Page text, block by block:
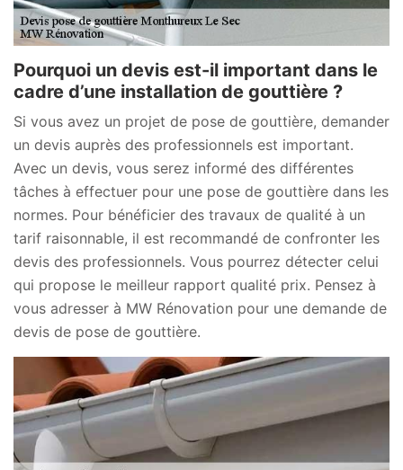
Pourquoi un devis est-il important dans le
cadre d’une installation de gouttière ?
Si vous avez un projet de pose de gouttière, demander
un devis auprès des professionnels est important.
Avec un devis, vous serez informé des différentes
tâches à effectuer pour une pose de gouttière dans les
normes. Pour bénéficier des travaux de qualité à un
tarif raisonnable, il est recommandé de confronter les
devis des professionnels. Vous pourrez détecter celui
qui propose le meilleur rapport qualité prix. Pensez à
vous adresser à MW Rénovation pour une demande de
devis de pose de gouttière.